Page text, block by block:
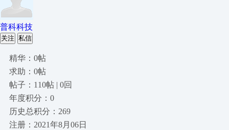
普科科技
关注 私信
精华：0帖
求助：0帖
帖子：110帖 | 0回
年度积分：0
历史总积分：269
注册：2021年8月06日